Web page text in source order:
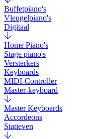
Buffetpiano's
Vleugelpiano's
Digitaal
Home Piano's
Stage piano's
Versterkers
Keyboards
MIDI-Controller
Master-keyboard
Master Keyboards
Accordeons
Statieven